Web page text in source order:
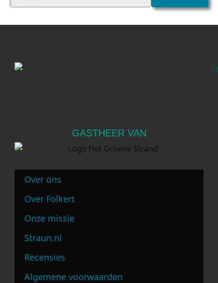
GASTHEER VAN
Over ons
Over Folkert
Onze missie
Straun.nl
Recensies
Algemene voorwaarden